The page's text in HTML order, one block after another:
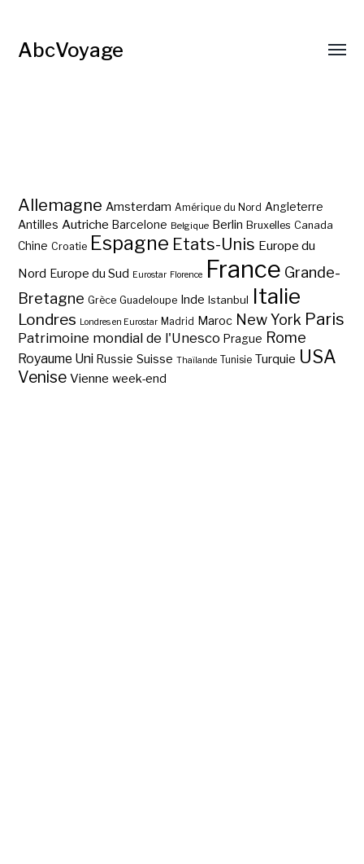
AbcVoyage
Allemagne Amsterdam Amérique du Nord Angleterre
Antilles Autriche Barcelone Belgique Berlin Bruxelles Canada
Chine Croatie Espagne Etats-Unis Europe du
Nord Europe du Sud Eurostar Florence France Grande-
Bretagne Grèce Guadeloupe Inde Istanbul Italie
Londres Londres en Eurostar Madrid Maroc New York Paris
Patrimoine mondial de l'Unesco Prague Rome
Royaume Uni Russie Suisse Thaïlande Tunisie Turquie USA
Venise Vienne week-end